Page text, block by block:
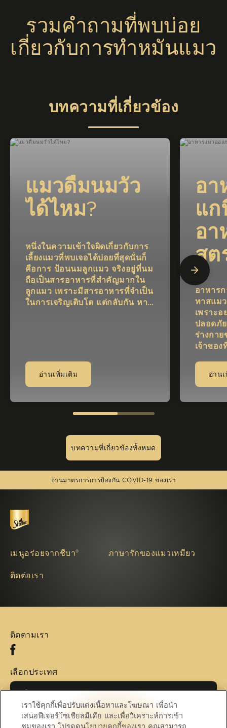
รวมคำถามที่พบบ่อย
เกี่ยวกับการทำหมันแมว
บทความที่เกี่ยวข้อง
แมวดื่มนมวัว
ได้ไหม?
หนึ่งในความเข้าใจผิดเกี่ยวกับการ
เลี้ยงแมวที่พบเจอได้บ่อยที่สุดนั่นก็
คือการ ป้อนนมลูกแมว จริงอยู่ที่นม
ถือเป็นสารอาหารที่สำคัญมากใน
ลูกแมว เพราะมีสารอาหารที่จำเป็น
ในการเจริญเติบโต แต่กลับกัน หาก
กับเรื่องเกี่ยวกับ แมวกินนม ที่คุณ
นั้นมีประสิทธิภาพและดีต่อแมวที่สุด
อ่านเพิ่มเติม
อา
แ
อา
สูต
อาหาร
ทาสแม
เพราะ
ปลอดภั
ร่างกา
เจ้าขอ
ธรรมช
ก แม้ว่
ของเจ้า
อ่าน
บทความที่เกี่ยวข้องทั้งหมด
อ่านมาตรการการป้องกัน COVID-19 ของเรา
เมนูอร่อยจากชีบา® ภาษารักของแมวเหมียว
ติดต่อเรา
ติดตามเรา
Facebook (opens in new window)
เลือกประเทศ
เลือกประเทศ
เราใช้คุกกี้เพื่อปรับแต่งเนื้อหาและโฆษณา เพื่อนำ
เสนอฟีเจอร์โซเชียลมีเดีย และเพื่อวิเคราะห์การเข้า